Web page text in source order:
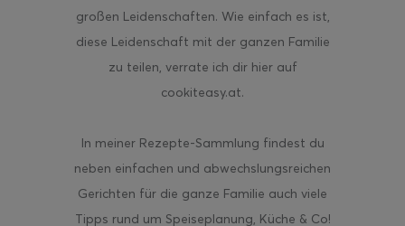
großen Leidenschaften. Wie einfach es ist,
diese Leidenschaft mit der ganzen Familie
zu teilen, verrate ich dir hier auf
cookiteasy.at.
In meiner Rezepte-Sammlung findest du
neben einfachen und abwechslungsreichen
Gerichten für die ganze Familie auch viele
Tipps rund um Speiseplanung, Küche & Co!